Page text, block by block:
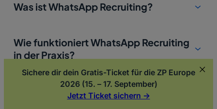
Was ist WhatsApp Recruiting?
Bewerbungsprozess über WhatsApp abzuwickeln –
von der ersten Kontaktaufnahme bis zur
Terminvereinbarung. Unternehmen nutzen dabei die
offizielle WhatsApp Business Plattform, um
Bewerber dort zu erreichen, wo sie ohnehin
erreichbar sind.
Wie funktioniert WhatsApp Recruiting
in der Praxis?
Bewerber können über WhatsApp mit dem
Unternehmen in Kontakt treten, Fragen stellen und
ihren Bewerbungsstatus abrufen. Recruiter
Für welche Unternehmen eignet sich
WhatsApp Recruiting?
Sichere dir dein Gratis-Ticket für die ZP Europe
2026 (15. – 17. September)
Jetzt Ticket sichern ->